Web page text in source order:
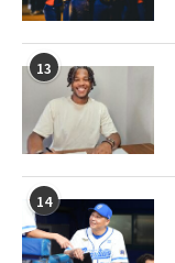
13
14